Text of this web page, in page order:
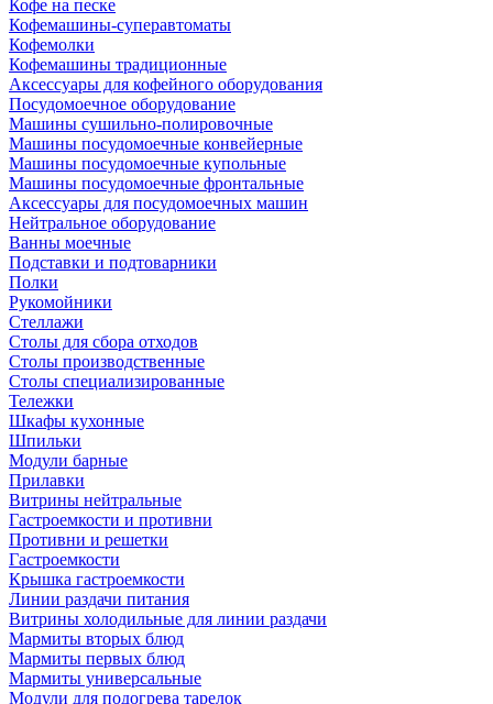
Кофе на песке
Кофемашины-суперавтоматы
Кофемолки
Кофемашины традиционные
Аксессуары для кофейного оборудования
Посудомоечное оборудование
Машины сушильно-полировочные
Машины посудомоечные конвейерные
Машины посудомоечные купольные
Машины посудомоечные фронтальные
Аксессуары для посудомоечных машин
Нейтральное оборудование
Ванны моечные
Подставки и подтоварники
Полки
Рукомойники
Стеллажи
Столы для сбора отходов
Столы производственные
Столы специализированные
Тележки
Шкафы кухонные
Шпильки
Модули барные
Прилавки
Витрины нейтральные
Гастроемкости и противни
Противни и решетки
Гастроемкости
Крышка гастроемкости
Линии раздачи питания
Витрины холодильные для линии раздачи
Мармиты вторых блюд
Мармиты первых блюд
Мармиты универсальные
Модули для подогрева тарелок